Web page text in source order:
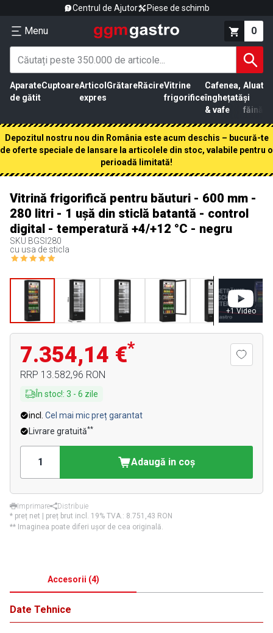
Centrul de Ajutor Piese de schimb
Menu 0
Aparate
de gătit
CuptoareArticol
expres
GrătareRăcireVitrine
frigorifice
Cafenea,
înghețată
& vafe
Aluat
și
făină
Depozitul nostru nou din România este acum deschis – bucură-te
de oferte speciale de lansare la articolele din stoc, valabile pentru o
perioadă limitată!
Vitrină frigorifică pentru băuturi - 600 mm -
280 litri - 1 ușă din sticlă batantă - control
digital - temperatură +4/+12 °C - negru
SKU BGSI280
cu usa de sticla
+1 Video
7.354,14 €*
RRP 13.582,96 RON
În stoc!: 3 - 6 zile
incl. Cel mai mic preț garantat
Livrare gratuită**
Adaugă in coş
Imprimare
Distribuie
* preț net | preț brut incl. 19% TVA.: 8.751,43 RON
** Imaginea poate diferi ușor de cea originală.
Accesorii (4)
Date Tehnice